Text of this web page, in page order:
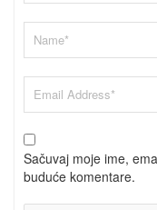
Sačuvaj moje ime,
buduće komentare.